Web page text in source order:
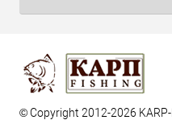
© Copyright 2012-2026